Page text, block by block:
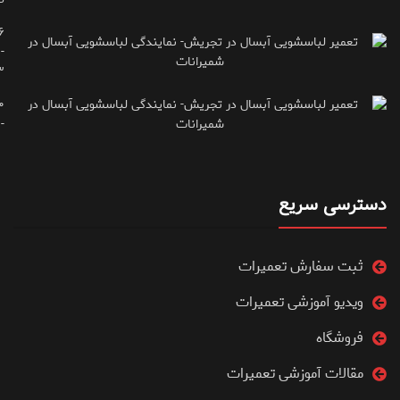
-
-
دسترسی سریع
ثبت سفارش تعمیرات
ویدیو آموزشی تعمیرات
فروشگاه
مقالات آموزشی تعمیرات